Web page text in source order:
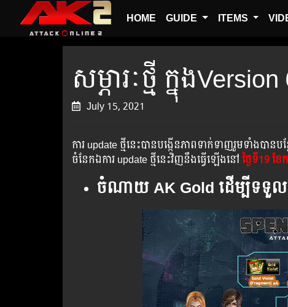
HOME GUIDE ITEMS
សម្ភារៈថ្មី ក្នុង
July 15, 2021
ការ update ថ្មីនេះបានបង្កើនភាពទាក់ទាញរួមទាំងបាន
ចំនែកឯការ update ថ្មីនេះវិញនឹងធ្វើឡើងនៅ​ថ្ងៃទី19 ខែ
ចំណាយ AK Gold ដើម្បីទទួលប